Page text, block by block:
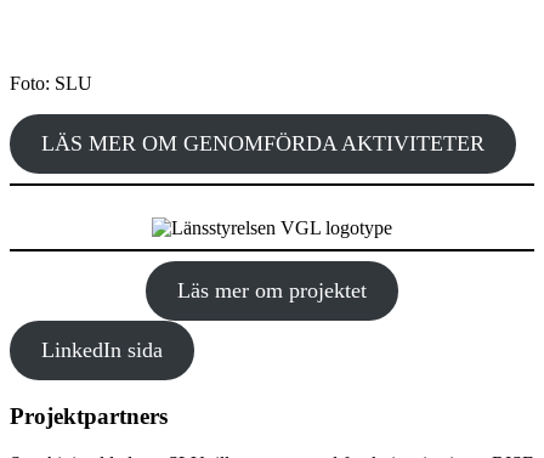
Foto: SLU
LÄS MER OM GENOMFÖRDA AKTIVITETER
Läs mer om projektet
LinkedIn sida
Projektpartners